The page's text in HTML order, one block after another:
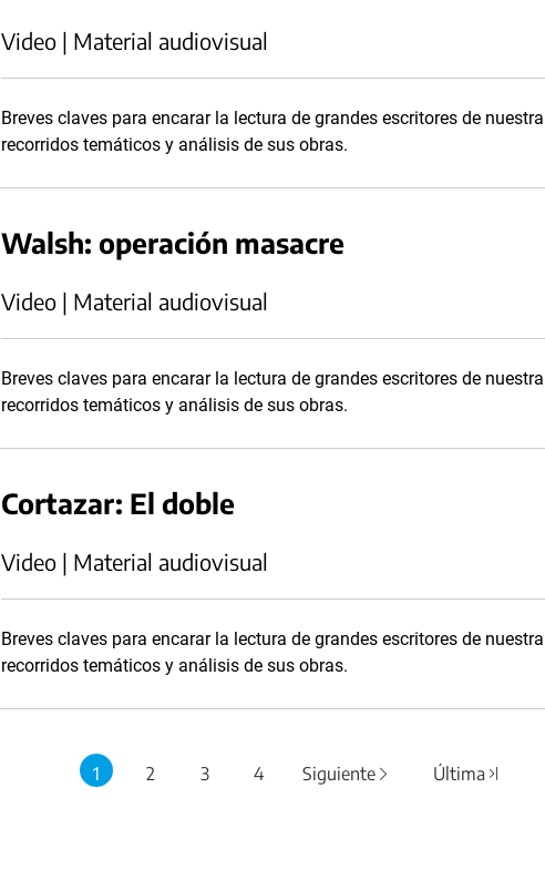
Video | Material audiovisual
Breves claves para encarar la lectura de grandes escritores de
recorridos temáticos y análisis de sus obras.
Walsh: operación masacre
Video | Material audiovisual
Breves claves para encarar la lectura de grandes escritores de
recorridos temáticos y análisis de sus obras.
Cortazar: El doble
Video | Material audiovisual
Breves claves para encarar la lectura de grandes escritores de
recorridos temáticos y análisis de sus obras.
1 2 3 4 Siguiente Última